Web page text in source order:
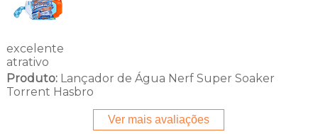
excelente
atrativo
Produto:Lançador de Água Nerf Super Soaker
Torrent Hasbro
Ver mais avaliações